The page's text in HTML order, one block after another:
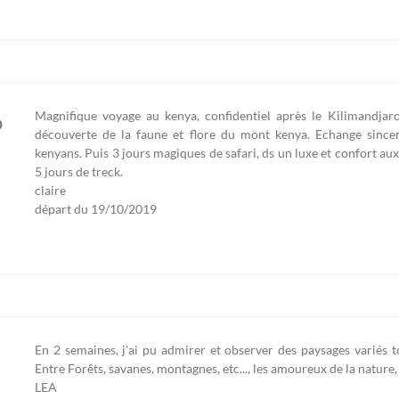
Magnifique voyage au kenya, confidentiel après le
découverte de la faune et flore du mont kenya. Echange
kenyans. Puis 3 jours magiques de safari, ds un luxe et confort
5 jours de treck.
claire
départ du 19/10/2019
En 2 semaines, j'ai pu admirer et observer des paysages variés
Entre Forêts, savanes, montagnes, etc..., les amoureux de la
LEA